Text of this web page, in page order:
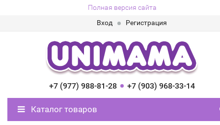
Полная версия сайта
Вход
Регистрация
+7 (977) 988-81-28 +7 (903) 968-33-14
Каталог товаров